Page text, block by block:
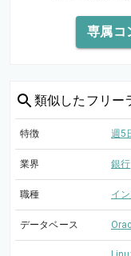
専属コ
類似した フリー
特徴 週5
業界 銀行
職種 イ
データベース